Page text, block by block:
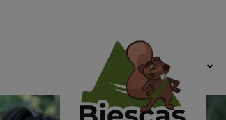
CONÓCENOS